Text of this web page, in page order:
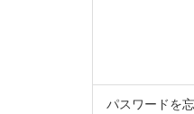
パスワードを